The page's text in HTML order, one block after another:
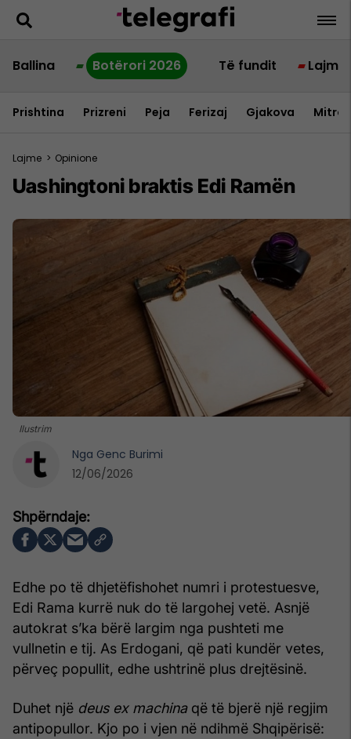
Ballina Botërori 2026 Të fundit Lajme
Prishtina Prizreni Peja Ferizaj Gjakova
Lajme > Opinione
Uashingtoni braktis Edi Ramën
Ilustrim
Edhe po të dhjetëfishohet numri i protestuesve,
Edi Rama kurrë nuk do të largohej vetë. Asnjë
autokrat s’ka bërë largim nga pushteti me
vullnetin e tij. As Erdogani, që pati kundër vetes,
përveç popullit, edhe ushtrinë plus drejtësinë.
Duhet një deus ex machinaqë të bjerë një regjim
antipopullor. Kjo po i vjen në ndihmë Shqipërisë:
Nga Genc Burimi
12/06/2026